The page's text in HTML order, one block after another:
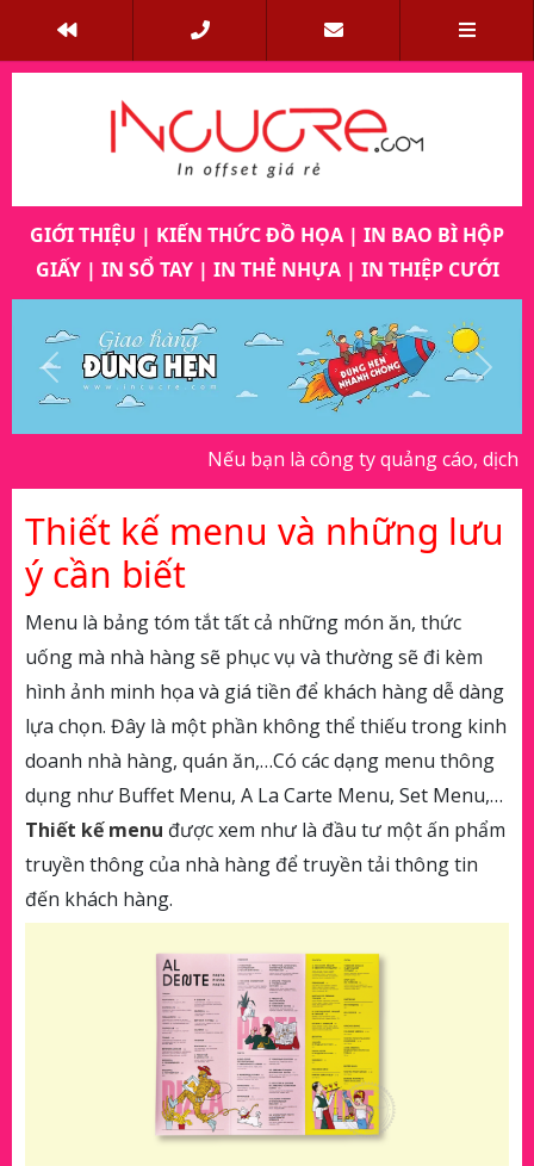
GIỚI THIỆU | KIẾN THỨC ĐỒ HỌA | IN BAO BÌ HỘP
GIẤY| IN SỔ TAY| IN THẺ NHỰA| IN THIỆP CƯỚI
Previous Next
Nếu bạn là công ty quảng cáo, dịch
Thiết kế menu và những lưu
ý cần biết
Menu là bảng tóm tắt tất cả những món ăn, thức
uống mà nhà hàng sẽ phục vụ và thường sẽ đi kèm
hình ảnh minh họa và giá tiền để khách hàng dễ dàng
lựa chọn. Đây là một phần không thể thiếu trong kinh
doanh nhà hàng, quán ăn,…Có các dạng menu thông
dụng như Buffet Menu, A La Carte Menu, Set Menu,…
Thiết kế menu được xem như là đầu tư một ấn phẩm
truyền thông của nhà hàng để truyền tải thông tin
đến khách hàng.